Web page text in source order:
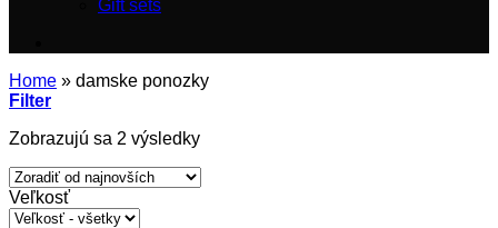
Gift sets
Home » damske ponozky
Filter
Zobrazujú sa 2 výsledkyZoradené
Veľkosť